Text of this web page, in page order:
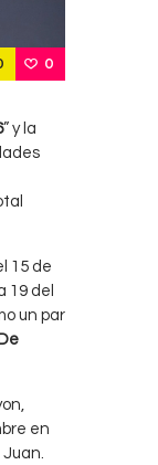
0
” y la
15 de
19 del
un par
en